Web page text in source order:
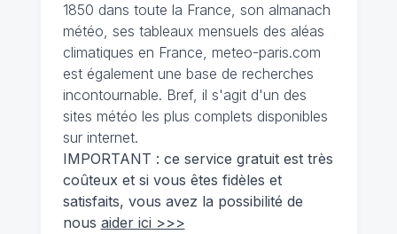
1850 dans toute la France, son almanach
météo, ses tableaux mensuels des aléas
climatiques en France, meteo-paris.com
est également une base de recherches
incontournable. Bref, il s'agit d'un des
sites météo les plus complets disponibles
sur internet.
IMPORTANT : ce service gratuit est très
coûteux et si vous êtes fidèles et
satisfaits, vous avez la possibilité de
nous aider ici >>>